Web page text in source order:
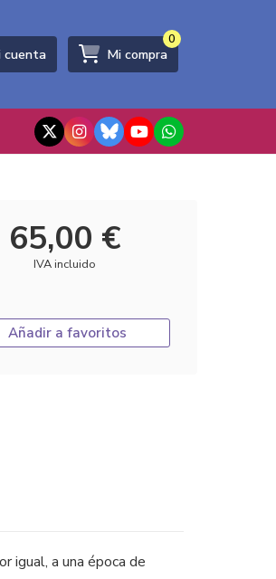
cuenta Mi compra
0
65,00 €
IVA incluido
Añadir a favoritos
igual, a una época de